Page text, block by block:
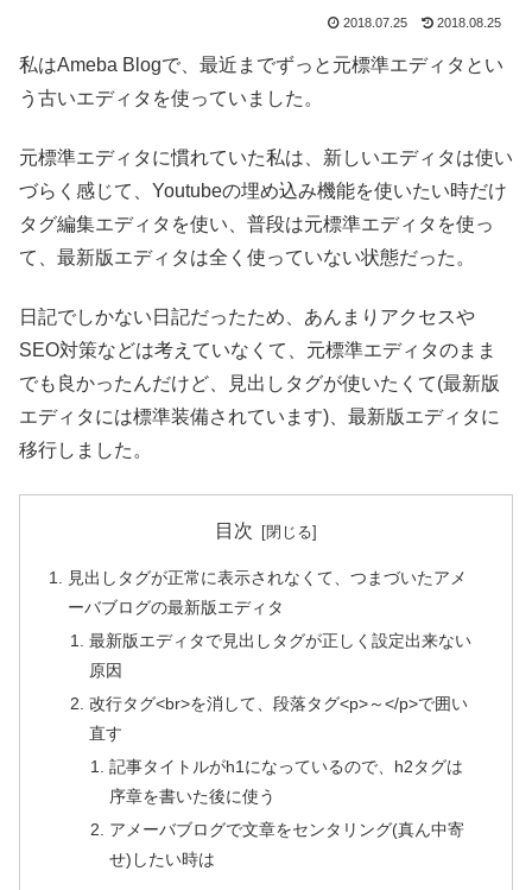
2018.07.25 2018.08.25
私はAmeba Blogで、最近までずっと元標準エディタとい
う古いエディタを使っていました。
元標準エディタに慣れていた私は、新しいエディタは使い
づらく感じて、Youtubeの埋め込み機能を使いたい時だけ
タグ編集エディタを使い、普段は元標準エディタを使っ
て、最新版エディタは全く使っていない状態だった。
日記でしかない日記だったため、あんまりアクセスや
SEO対策などは考えていなくて、元標準エディタのまま
でも良かったんだけど、見出しタグが使いたくて(最新版
エディタには標準装備されています)、最新版エディタに
移行しました。
目次
見出しタグが正常に表示されなくて、つまづいたアメ
ーバブログの最新版エディタ
最新版エディタで見出しタグが正しく設定出来ない
原因
改行タグ<br>を消して、段落タグ<p>～</p>で囲い
直す
記事タイトルがh1になっているので、h2タグは
序章を書いた後に使う
アメーバブログで文章をセンタリング(真ん中寄
せ)したい時は